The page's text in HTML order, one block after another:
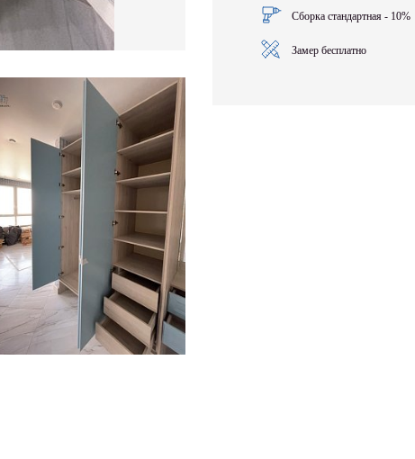
Сборка стандартная - 10%
Замер бесплатно